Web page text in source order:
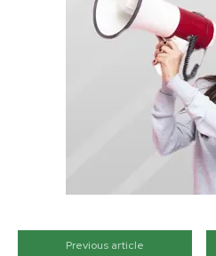
Previous article